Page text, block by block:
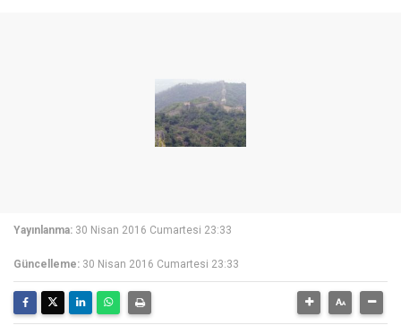
Yayınlanma: 30 Nisan 2016 Cumartesi 23:33
Güncelleme: 30 Nisan 2016 Cumartesi 23:33